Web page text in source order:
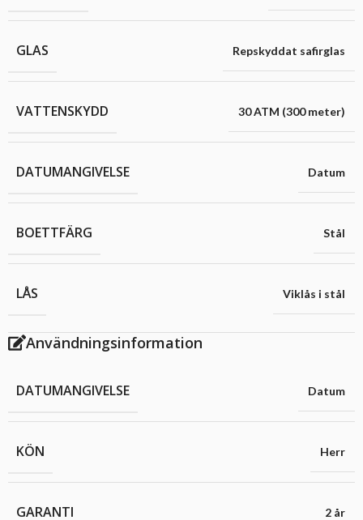
GLAS Repskyddat safirglas
VATTENSKYDD 30 ATM (300 meter)
DATUMANGIVELSE Datum
BOETTFÄRG Stål
LÅS Viklås i stål
Användningsinformation
DATUMANGIVELSE Datum
KÖN Herr
GARANTI 2 år